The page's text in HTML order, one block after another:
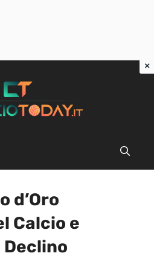
d’Oro
Calcio e
Declino